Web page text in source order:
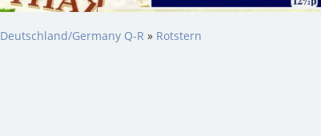
Deutschland/Germany Q-R » Rotstern